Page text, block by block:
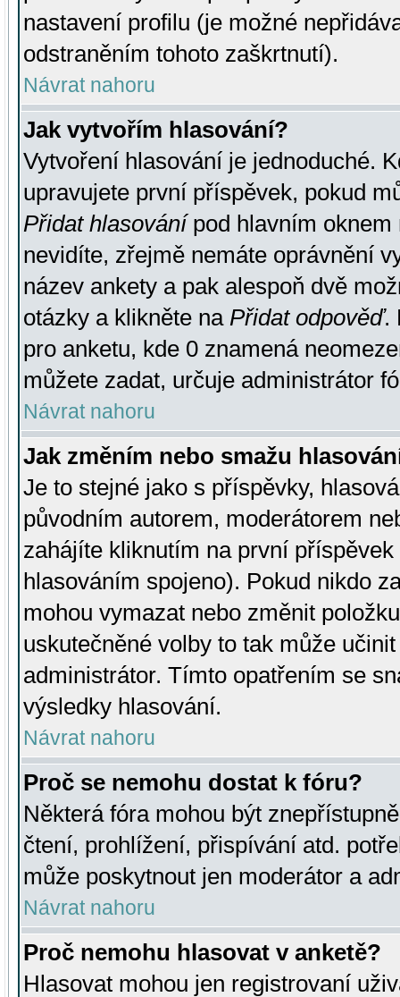
nastavení profilu (je možné
odstraněním tohoto zaškrtnutí).
Návrat nahoru
Jak vytvořím hlasování?
Vytvoření hlasování je jednoduché.
upravujete první příspěvek, pokud
Přidat hlasovánípod hlavním oknem
nevidíte, zřejmě nemáte oprávnění
název ankety a pak alespoň dvě
otázky a klikněte na Přidat odpověď.
pro anketu, kde 0 znamená
můžete zadat, určuje administrátor
Návrat nahoru
Jak změním nebo smažu
Je to stejné jako s příspěvky,
původním autorem, moderátorem
zahájíte kliknutím na první
hlasováním spojeno). Pokud nikdo
mohou vymazat nebo změnit
uskutečněné volby to tak může
administrátor. Tímto opatřením se
výsledky hlasování.
Návrat nahoru
Proč se nemohu dostat k fóru?
Některá fóra mohou být
čtení, prohlížení, přispívání atd.
může poskytnout jen moderátor a
Návrat nahoru
Proč nemohu hlasovat v anketě?
Hlasovat mohou jen registrovaní